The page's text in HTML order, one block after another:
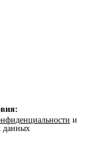
и
данных